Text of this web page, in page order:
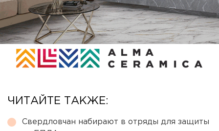
ЧИТАЙТЕ ТАКЖЕ:
Свердловчан набирают в отряды для защиты